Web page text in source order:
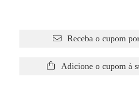
Receba o cupom
Adicione o cupom à